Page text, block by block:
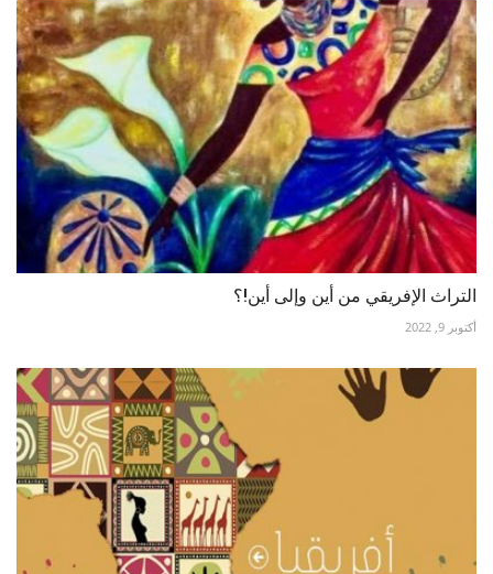
التراث الإفريقي من أين وإلى أين!؟
أكتوبر 9, 2022